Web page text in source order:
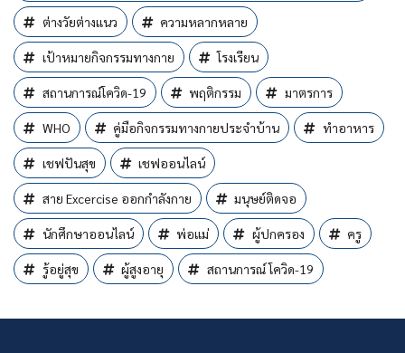
ต่างวัยต่างแนว ความหลากหลาย
เป้าหมายกิจกรรมทางกาย โรงเรียน
สถานการณ์โควิด-19 พฤติกรรม มาตรการ
WHO คู่มือกิจกรรมทางกายประจำบ้าน ทำอาหาร
เชฟปันสุข เชฟออนไลน์
สาย Excercise ออกกำลังกาย มนุษย์ติดจอ
นักศึกษาออนไลน์ พ่อแม่ ผู้ปกครอง ครู
รู้อยู่สุข ผู้สูงอายุ สถานการณ์ โควิด-19